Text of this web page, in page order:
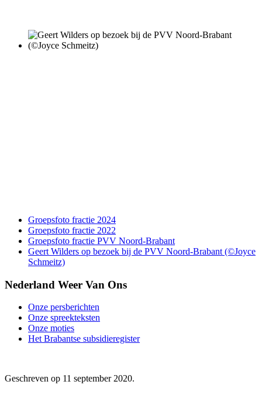
Groepsfoto fractie 2024
Groepsfoto fractie 2022
Groepsfoto fractie PVV Noord-Brabant
Geert Wilders op bezoek bij de PVV Noord-Brabant (©Joyce
Schmeitz)
Nederland Weer Van Ons
Onze persberichten
Onze spreekteksten
Onze moties
Het Brabantse subsidieregister
Geschreven op 11 september 2020.